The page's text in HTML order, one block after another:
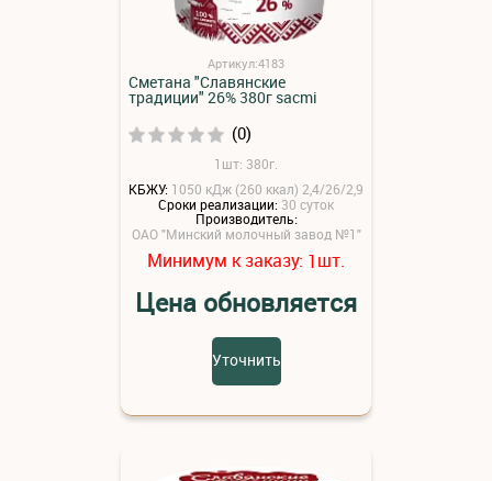
Артикул:4183
Сметана "Славянские
традиции" 26% 380г sacmi
(0)
1шт: 380г.
КБЖУ: 1050 кДж (260 ккал) 2,4/26/2,9
Сроки реализации: 30 суток
Производитель:
ОАО "Минский молочный завод №1"
Минимум к заказу: 1шт.
Цена обновляется
Уточнить